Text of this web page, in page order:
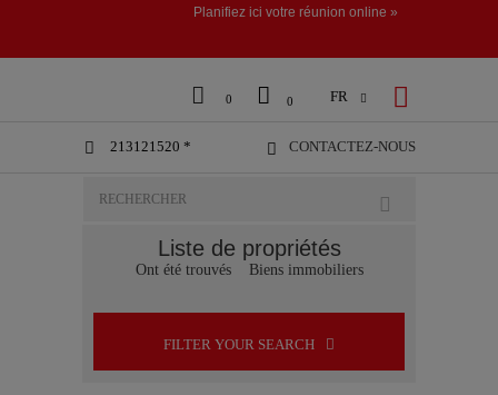
FR  
CONTACTEZ-NOUS
 0  0
 213121520 * 
Planifiez ici votre réunion online »
Liste de propriétés
Ont été trouvés Biens immobiliers
FILTER YOUR SEARCH